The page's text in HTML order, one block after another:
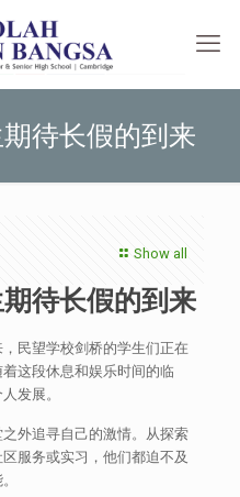
待长假的到来
Show all
待长假的到来
民望学校剑桥的学生们正在
这段休息和娱乐时间的临
发展。
之外追寻自己的激情。从探索
服务或实习，他们都迫不及